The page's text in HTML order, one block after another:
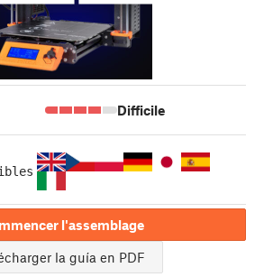
Difficile
l'assemblage
la guía en PDF